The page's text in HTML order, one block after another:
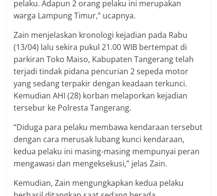
pelaku. Adapun 2 orang pelaku ini merupakan
warga Lampung Timur,” ucapnya.
Zain menjelaskan kronologi kejadian pada Rabu
(13/04) lalu sekira pukul 21.00 WIB bertempat di
parkiran Toko Maiso, Kabupaten Tangerang telah
terjadi tindak pidana pencurian 2 sepeda motor
yang sedang terpakir dengan keadaan terkunci.
Kemudian AHI (28) korban melaporkan kejadian
tersebur ke Polresta Tangerang.
“Diduga para pelaku membawa kendaraan tersebut
dengan cara merusak lubang kunci kendaraan,
kedua pelaku ini masing-masing mempunyai peran
mengawasi dan mengeksekusi,” jelas Zain.
Kemudian, Zain mengungkapkan kedua pelaku